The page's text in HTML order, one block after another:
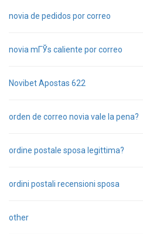
novia de pedidos por correo
novia mГЎs caliente por correo
Novibet Apostas 622
orden de correo novia vale la pena?
ordine postale sposa legittima?
ordini postali recensioni sposa
other